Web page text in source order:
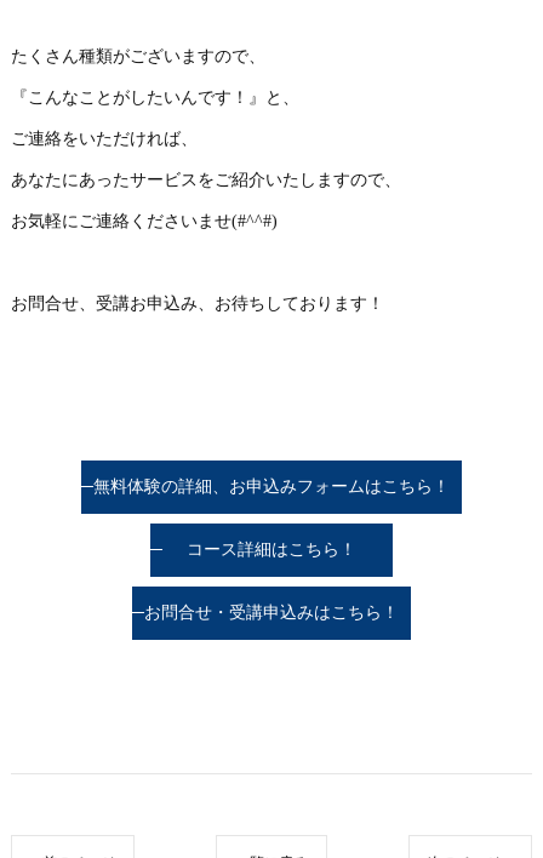
たくさん種類がございますので、
『こんなことがしたいんです！』と、
ご連絡をいただければ、
あなたにあったサービスをご紹介いたしますので、
お気軽にご連絡くださいませ(#^^#)
お問合せ、受講お申込み、お待ちしております！
無料体験の詳細、お申込みフォームはこちら！
コース詳細はこちら！
お問合せ・受講申込みはこちら！